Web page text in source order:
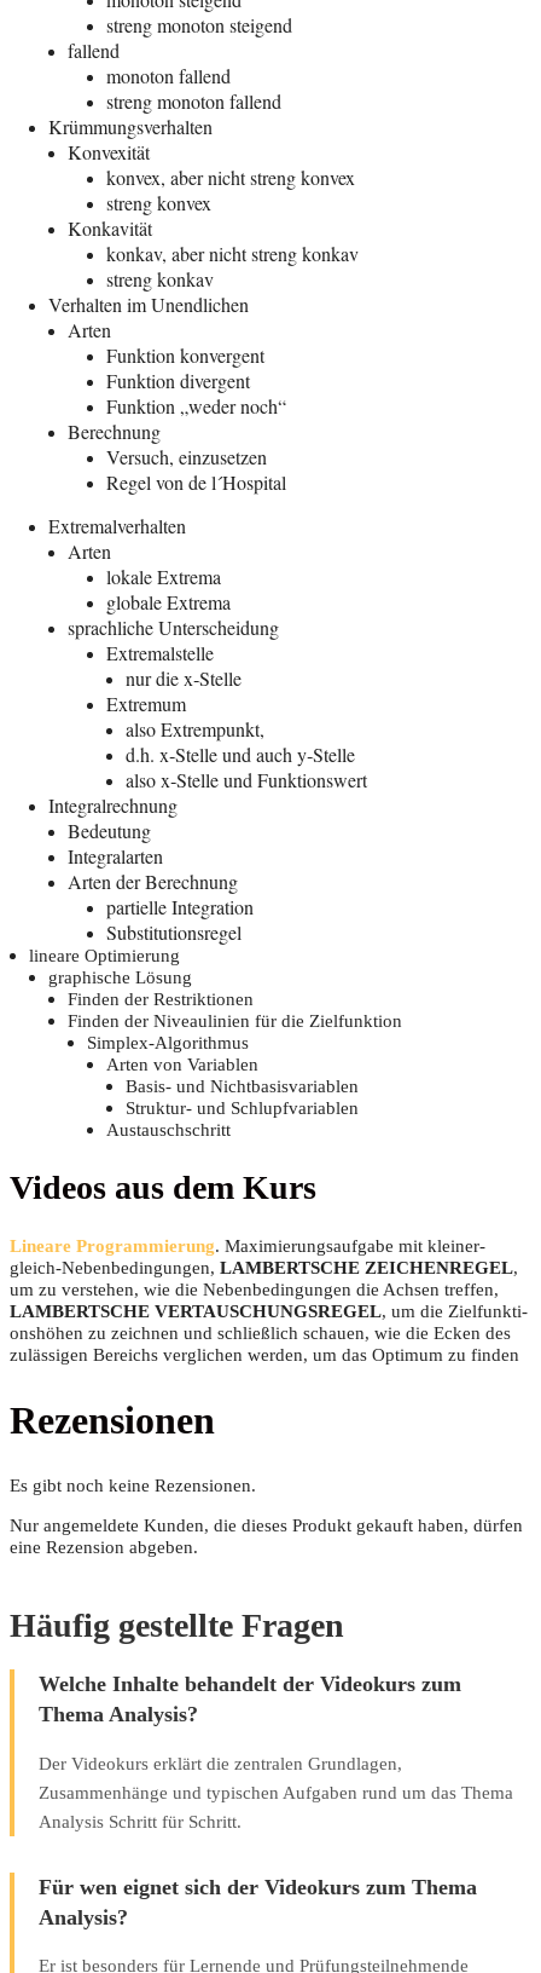
streng mono­ton steigend
fal­lend
mono­ton fallend
streng mono­ton fallend
Krüm­mungs­ver­hal­ten
Kon­ve­xi­tät
kon­vex, aber nicht streng konvex
streng kon­vex
Kon­ka­vi­tät
kon­kav, aber nicht streng konkav
streng kon­kav
Ver­hal­ten im Unendlichen
Arten
Funk­ti­on konvergent
Funk­ti­on divergent
Funk­ti­on „weder noch“
Berech­nung
Ver­such, einzusetzen
Regel von de l´Hospital
Extre­mal­ver­hal­ten
Arten
loka­le Extrema
glo­ba­le Extrema
sprach­li­che Unterscheidung
Extre­mal­stel­le
nur die x‑Stelle
Extre­mum
also Extrem­punkt,
d.h. x‑Stelle und auch y‑Stelle
also x‑Stelle und Funktionswert
Inte­gral­rech­nung
Bedeu­tung
Inte­gral­ar­ten
Arten der Berechnung
par­ti­el­le Integration
Sub­sti­tu­ti­ons­re­gel
linea­re Optimierung
gra­phi­sche Lösung
Fin­den der Restriktionen
Fin­den der Niveau­li­ni­en für die Zielfunktion
Sim­plex-Algo­rith­mus
Arten von Variablen
Basis- und Nichtbasisvariablen
Struk­tur- und Schlupfvariablen
Aus­tausch­schritt
Vide­os aus dem Kurs
Linea­re Pro­gram­mie­rung. Maxi­mie­rungs­auf­ga­be mit klei­ner-
gleich-Neben­be­din­gun­gen, LAMBERTSCHE ZEICHENREGEL,
um zu ver­ste­hen, wie die Neben­be­din­gun­gen die Ach­sen tref­fen,
LAMBERTSCHE VERTAUSCHUNGSREGEL, um die Ziel­funk­ti­
ons­hö­hen zu zeich­nen und schließ­lich schau­en, wie die Ecken des
zuläs­si­gen Bereichs ver­gli­chen wer­den, um das Opti­mum zu finden
Rezensionen
Es gibt noch keine Rezensionen.
Nur angemeldete Kunden, die dieses Produkt gekauft haben, dürfen
eine Rezension abgeben.
Häufig gestellte Fragen
Welche Inhalte behandelt der Videokurs zum
Thema Analysis?
Der Videokurs erklärt die zentralen Grundlagen,
Zusammenhänge und typischen Aufgaben rund um das Thema
Analysis Schritt für Schritt.
Für wen eignet sich der Videokurs zum Thema
Analysis?
Er ist besonders für Lernende und Prüfungsteilnehmende